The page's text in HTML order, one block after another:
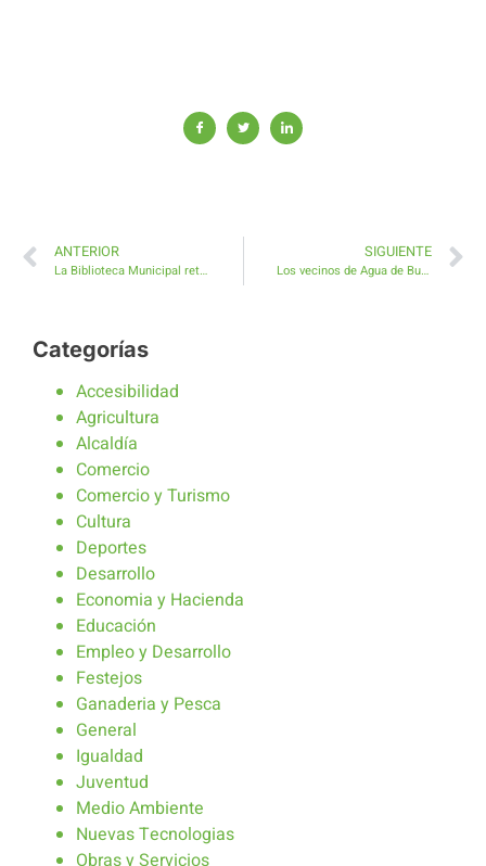
ANTERIOR
La Biblioteca Municipal retoma el préstamo de libros
SIGUIENTE
Los vecinos de Agua de Bueyes ya pueden conectarse a la red municipal de saneamiento
Categorías
Accesibilidad
Agricultura
Alcaldía
Comercio
Comercio y Turismo
Cultura
Deportes
Desarrollo
Economia y Hacienda
Educación
Empleo y Desarrollo
Festejos
Ganaderia y Pesca
General
Igualdad
Juventud
Medio Ambiente
Nuevas Tecnologias